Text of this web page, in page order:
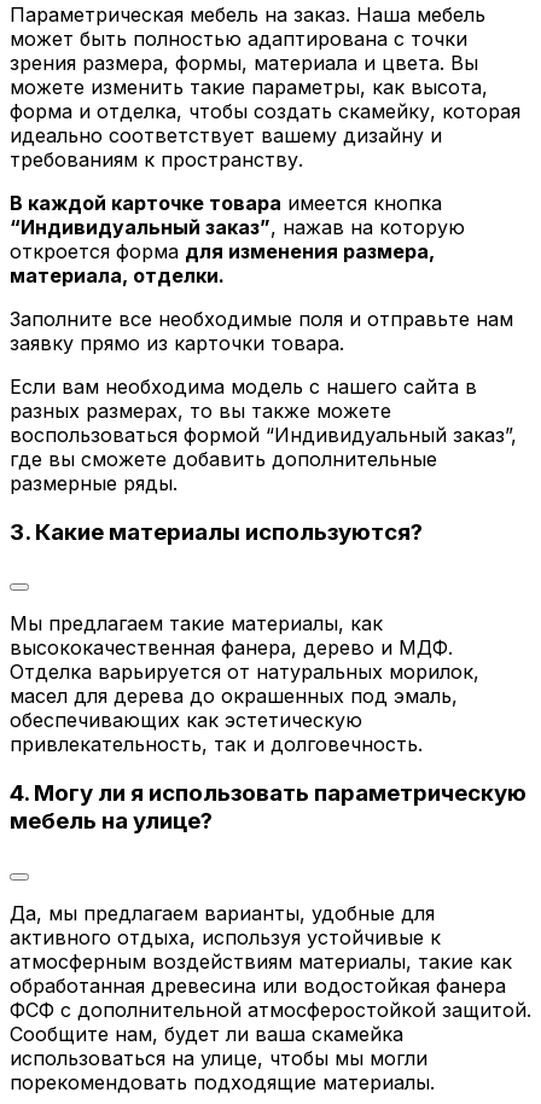
Параметрическая мебель на заказ. Наша мебель
может быть полностью адаптирована с точки
зрения размера, формы, материала и цвета. Вы
можете изменить такие параметры, как высота,
форма и отделка, чтобы создать скамейку, которая
идеально соответствует вашему дизайну и
требованиям к пространству.
В каждой карточке товара имеется кнопка
“Индивидуальный заказ”, нажав на которую
откроется форма для изменения размера,
материала, отделки.
Заполните все необходимые поля и отправьте нам
заявку прямо из карточки товара.
Если вам необходима модель с нашего сайта в
разных размерах, то вы также можете
воспользоваться формой “Индивидуальный заказ”,
где вы сможете добавить дополнительные
размерные ряды.
3. Какие материалы используются?
Мы предлагаем такие материалы, как
высококачественная фанера, дерево и МДФ.
Отделка варьируется от натуральных морилок,
масел для дерева до окрашенных под эмаль,
обеспечивающих как эстетическую
привлекательность, так и долговечность.
4. Могу ли я использовать параметрическую
мебель на улице?
Да, мы предлагаем варианты, удобные для
активного отдыха, используя устойчивые к
атмосферным воздействиям материалы, такие как
обработанная древесина или водостойкая фанера
ФСФ с дополнительной атмосферостойкой защитой.
Сообщите нам, будет ли ваша скамейка
использоваться на улице, чтобы мы могли
порекомендовать подходящие материалы.